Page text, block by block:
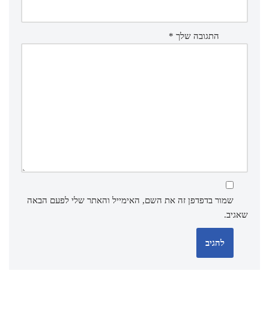
התגובה שלך *
שמור בדפדפן זה את השם, האימייל והאתר שלי לפעם הבאה
שאגיב.